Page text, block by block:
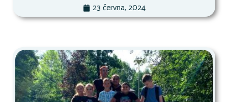
23 června, 2024